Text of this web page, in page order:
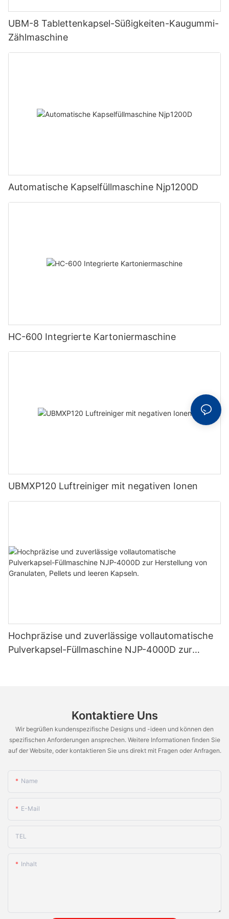
UBM-8 Tablettenkapsel-Süßigkeiten-Kaugummi-
Zählmaschine
Automatische Kapselfüllmaschine Njp1200D
HC-600 Integrierte Kartoniermaschine
UBMXP120 Luftreiniger mit negativen Ionen
Hochpräzise und zuverlässige vollautomatische
Pulverkapsel-Füllmaschine NJP-4000D zur
Kontaktiere Uns
Wir begrüßen kundenspezifische Designs und -ideen und können den
spezifischen Anforderungen ansprechen. Weitere Informationen finden Sie
auf der Website, oder kontaktieren Sie uns direkt mit Fragen oder Anfragen.
Name
E-Mail
TEL
Inhalt